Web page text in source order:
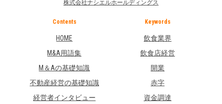
株式会社ナシエルホールディングス
Contents
HOME
M&A用語集
M＆Aの基礎知識
不動産経営の基礎知識
経営者インタビュー
Keywords
飲食業界
飲食店経営
開業
赤字
資金調達